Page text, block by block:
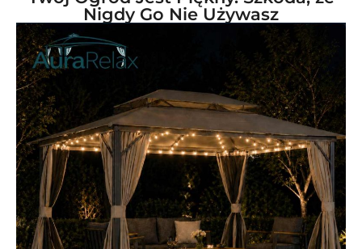
Nigdy Go Nie Używasz